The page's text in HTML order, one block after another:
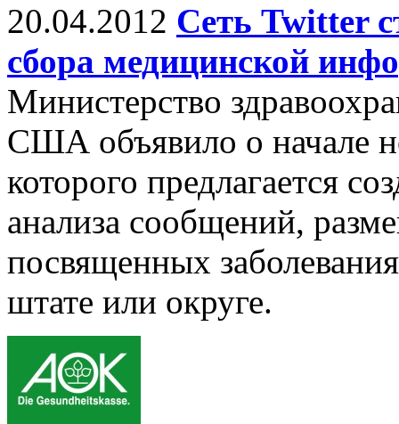
20.04.2012 Сеть Twitter
сбора медицинской
Министерство
США объявило о начале
которого предлагается
анализа сообщений,
посвященных
штате или округе.